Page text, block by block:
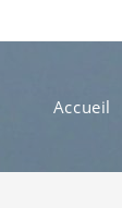
Accueil